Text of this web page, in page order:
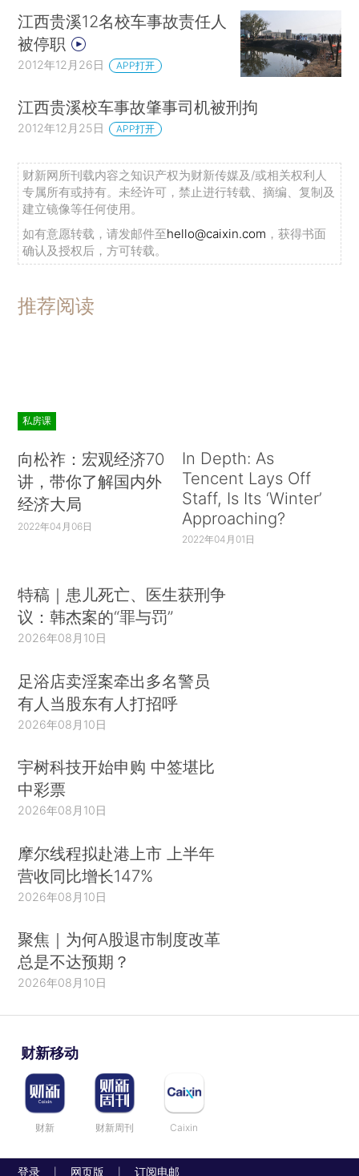
江西贵溪12名校车事故责任人
被停职
2012年12月26日 APP打开
江西贵溪校车事故肇事司机被刑拘
2012年12月25日 APP打开
财新网所刊载内容之知识产权为财新传媒及/或相关权利人
专属所有或持有。未经许可，禁止进行转载、摘编、复制及
建立镜像等任何使用。
如有意愿转载，请发邮件至hello@caixin.com ，获得书面
确认及授权后，方可转载。
推荐阅读
私房课
向松祚：宏观经济70
讲，带你了解国内外
经济大局
2022年04月06日
In Depth: As
Tencent Lays Off
Staff, Is Its ‘Winter’
Approaching?
2022年04月01日
特稿｜患儿死亡、医生获刑争
议：韩杰案的“罪与罚”
2026年08月10日
足浴店卖淫案牵出多名警员
有人当股东有人打招呼
2026年08月10日
宇树科技开始申购 中签堪比
中彩票
2026年08月10日
摩尔线程拟赴港上市 上半年
营收同比增长147%
2026年08月10日
聚焦｜为何A股退市制度改革
总是不达预期？
2026年08月10日
财新移动
财新 财新周刊 Caixin
登录 网页版 订阅电邮